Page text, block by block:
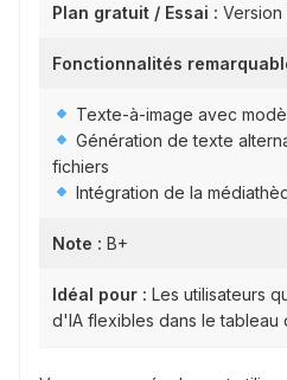
Plan gratuit / Essai :
Fonctionnalités
Texte-à-image avec
Génération de texte
fichiers
Intégration de la
Note : B+
Idéal pour : Les utilisateurs
d'IA flexibles dans le tableau